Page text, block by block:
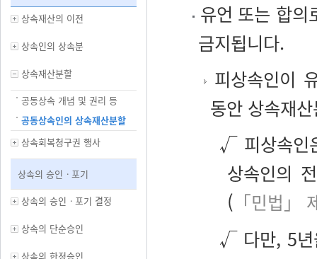
상속재산의 이전
상속인의 상속분
상속재산분할
공동상속 개념 및 권리 등
공동상속인의 상속재산분할
상속회복청구권 행사
상속의 승인ㆍ포기
상속의 승인ㆍ포기 결정
상속의 단순승인
상속의 한정승인
유언 또는 합의
금지됩니다.
피상속인이
동안 상속재
√ 피상속인
상속인의
( 「민법」
√ 다만, 5년